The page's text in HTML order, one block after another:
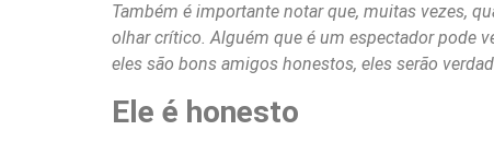
Também é importante notar que, muitas vezes,
olhar crítico. Alguém que é um espectador pode
eles são bons amigos honestos, eles serão
Ele é honesto